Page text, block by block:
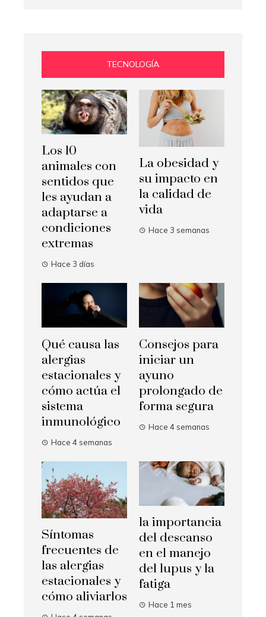
TECNOLOGÍA
Los 10
animales con
sentidos que
les ayudan a
adaptarse a
condiciones
extremas
Hace 3 días
La obesidad y
su impacto en
la calidad de
vida
Hace 3 semanas
Qué causa las
alergias
estacionales y
cómo actúa el
sistema
inmunológico
Hace 4 semanas
Consejos para
iniciar un
ayuno
prolongado de
forma segura
Hace 4 semanas
Síntomas
frecuentes de
las alergias
estacionales y
cómo aliviarlos
la importancia
del descanso
en el manejo
del lupus y la
fatiga
Hace 1 mes